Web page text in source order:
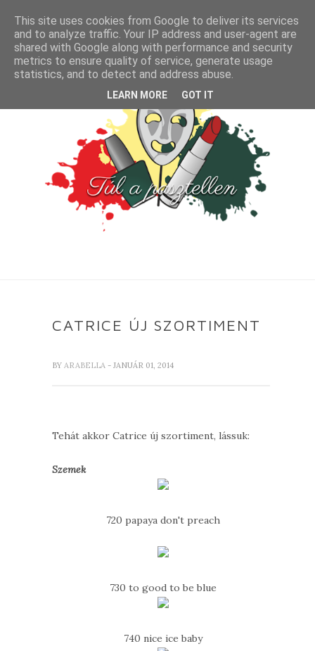
CATRICE ÚJ SZORTIMENT
BY ARABELLA - JANUÁR 01, 2014
Tehát akkor Catrice új szortiment, lássuk:
Szemek
720 papaya don't preach
730 to good to be blue
740 nice ice baby
This site uses cookies from Google to deliver its services
and to analyze traffic. Your IP address and user-agent are
shared with Google along with performance and security
metrics to ensure quality of service, generate usage
statistics, and to detect and address abuse.
LEARN MORE GOT IT